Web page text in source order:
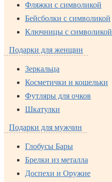
Фляжки с символикой
Бейсболки с символикой
Ключницы с символикой
Подарки для женщин
Зеркальца
Косметички и кошельки
Футляры для очков
Шкатулки
Подарки для мужчин
Глобусы Бары
Брелки из металла
Доспехи и Оружие